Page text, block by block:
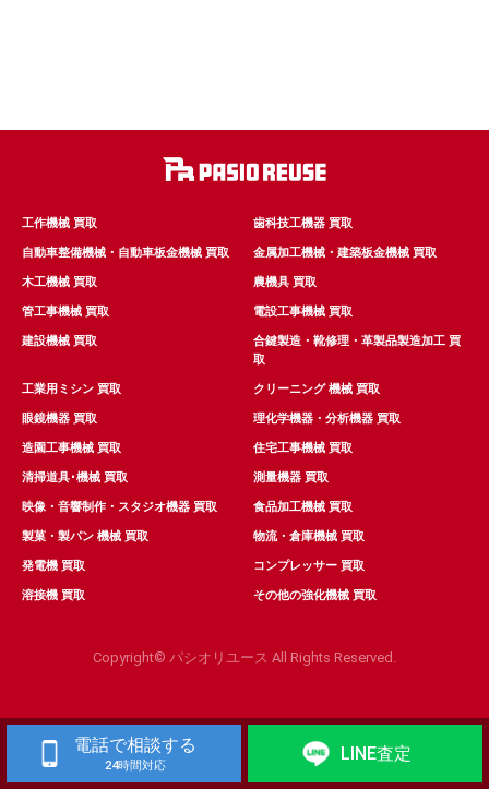
電話で相談する
24時間対応
LINE査定
工作機械 買取 歯科技工機器 買取
自動車整備機械・自動車板金機械 買取 金属加工機械・建築板金機械 買取
木工機械 買取 農機具 買取
管工事機械 買取 電設工事機械 買取
建設機械 買取
合鍵製造・靴修理・革製品製造加工 買
取
工業用ミシン 買取 クリーニング 機械 買取
眼鏡機器 買取 理化学機器・分析機器 買取
造園工事機械 買取 住宅工事機械 買取
清掃道具･機械 買取 測量機器 買取
映像・音響制作・スタジオ機器 買取 食品加工機械 買取
製菓・製パン 機械 買取 物流・倉庫機械 買取
発電機 買取 コンプレッサー 買取
溶接機 買取 その他の強化機械 買取
Copyright© パシオリユース All Rights Reserved.